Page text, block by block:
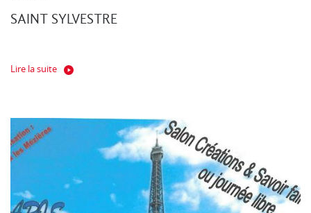
SAINT SYLVESTRE
Lire la suite